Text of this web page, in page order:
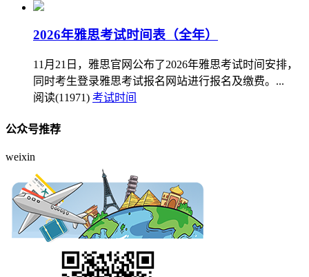
2026年雅思考试时间表（全年）
11月21日，雅思官网公布了2026年雅思考试时间安排，
同时考生登录雅思考试报名网站进行报名及缴费。...
阅读(11971) 考试时间
公众号推荐
weixin